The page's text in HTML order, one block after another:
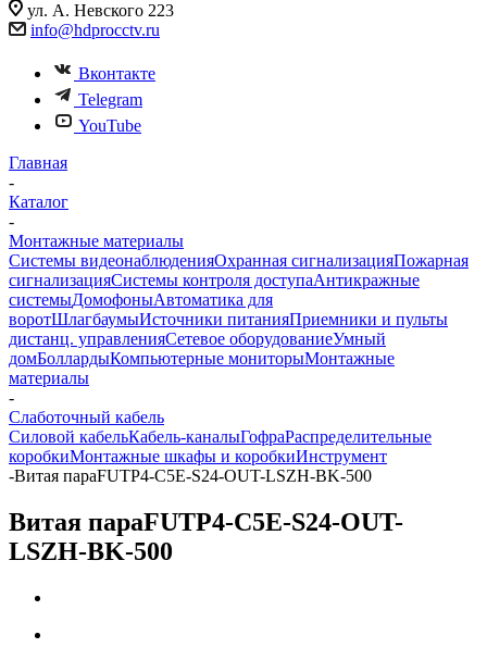
ул. А. Невского 223
info@hdprocctv.ru
Вконтакте
Telegram
YouTube
Главная
-
Каталог
-
Монтажные материалы
Системы видеонаблюденияОхранная сигнализацияПожарная
сигнализацияСистемы контроля доступаАнтикражные
системыДомофоныАвтоматика для
воротШлагбаумыИсточники питанияПриемники и пульты
дистанц. управленияСетевое оборудованиеУмный
домБоллардыКомпьютерные мониторыМонтажные
материалы
-
Слаботочный кабель
Силовой кабельКабель-каналыГофраРаспределительные
коробкиМонтажные шкафы и коробкиИнструмент
-Витая параFUTP4-C5E-S24-OUT-LSZH-BK-500
Витая параFUTP4-C5E-S24-OUT-
LSZH-BK-500